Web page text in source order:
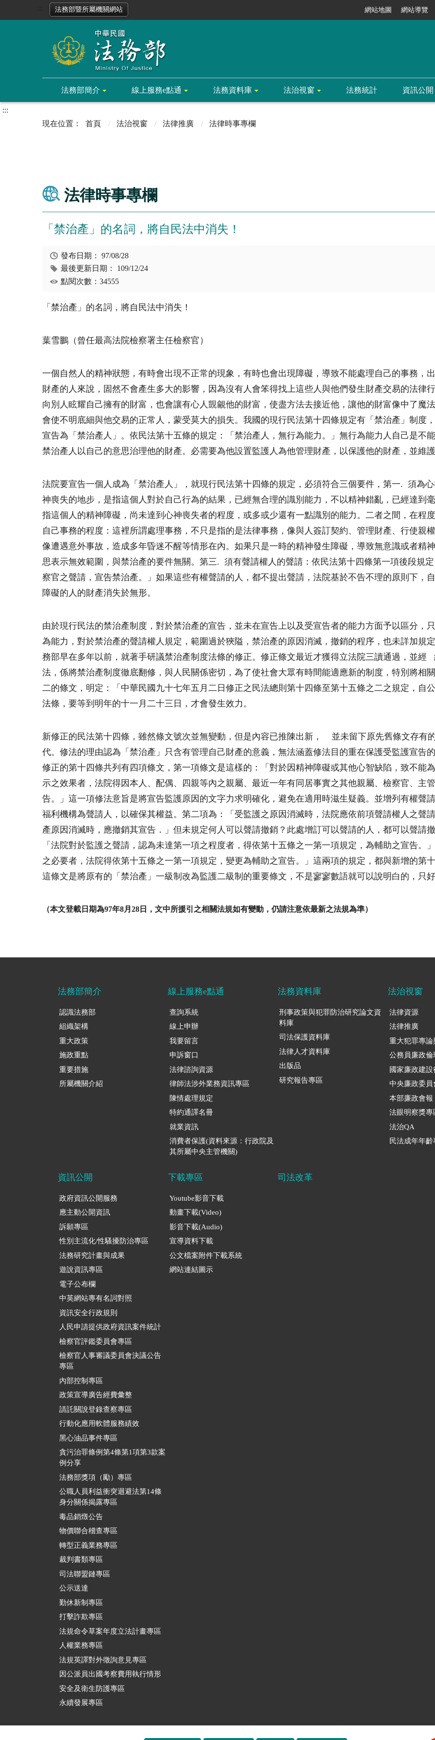
法務部暨所屬機關網站 網站地圖 網站導覽
法務部簡介 線上服務e點通 法務資料庫 法治視窗 法務統計 資訊公開
:::
首頁
法治視窗 法律推廣 法律時事專欄
法律時事專欄
「禁治產」的名詞，將自民法中消失！
發布日期：97/08/28
最後更新日期： 109/12/24
點閱次數：34555
「禁治產」的名詞，將自民法中消失！
葉雪鵬（曾任最高法院檢察署主任檢察官）
一個自然人的精神狀態，有時會出現不正常的現象，有時也會出現障礙，導致不能處理自己的事務，
財產的人來說，固然不會產生多大的影響，因為沒有人會笨得找上這些人與他們發生財產交易的法律
向別人眩耀自己擁有的財富，也會讓有心人覬覦他的財富，使盡方法去接近他，讓他的財富像中了魔
會使不明底細與他交易的正常人，蒙受莫大的損失。我國的現行民法第十四條規定有「禁治產」制度
宣告為「禁治產人」。依民法第十五條的規定：「禁治產人，無行為能力。」無行為能力人自己是不
禁治產人以自己的意思治理他的財產。必需要為他設置監護人為他管理財產，以保護他的財產，並維
法院要宣告一個人成為「禁治產人」，就現行民法第十四條的規定，必須符合三個要件，第一. 須為
神喪失的地步，是指這個人對於自己行為的結果，已經無合理的識別能力，不以精神錯亂，已經達到
指這個人的精神障礙，尚未達到心神喪失者的程度，或多或少還有一點識別的能力。二者之間，在程
自己事務的程度：這裡所謂處理事務，不只是指的是法律事務，像與人簽訂契約、管理財產、行使親
像遭遇意外事故，造成多年昏迷不醒等情形在內。如果只是一時的精神發生障礙，導致無意識或者精
思表示無效範圍，與禁治產的要件無關。第三. 須有聲請權人的聲請：依民法第十四條第一項後段規
察官之聲請，宣告禁治產。」如果這些有權聲請的人，都不提出聲請，法院基於不告不理的原則下，
障礙的人的財產消失於無形。
由於現行民法的禁治產制度，對於禁治產的宣告，並未在宣告上以及受宣告者的能力方面予以區分，
為能力，對於禁治產的聲請權人規定，範圍過於狹隘，禁治產的原因消滅，撤銷的程序，也未詳加規
務部早在多年以前，就著手研議禁治產制度法條的修正。修正條文最近才獲得立法院三讀通過，並經
法，係將禁治產制度徹底翻修，與人民關係密切，為了使社會大眾有時間能適應新的制度，特別將相
二的條文，明定：「 中華民國九十七年五月二日 修正之民法總則第十四條至第十五條之二之規定，自
法條，要等到明年的十一月二十三日 ，才會發生效力。
新修正的民法第十四條，雖然條文號次並無變動，但是內容已推陳出新， 並未留下原先舊條文存有
代。修法的理由認為「禁治產」只含有管理自己財產的意義，無法涵蓋修法目的重在保護受監護宣告
修正的第十四條共列有四項條文，第一項條文是這樣的：「對於因精神障礙或其他心智缺陷，致不能
示之效果者，法院得因本人、配偶、四親等內之親屬、最近一年有同居事實之其他親屬、檢察官、主
告。」這一項修法意旨是將宣告監護原因的文字力求明確化，避免在適用時滋生疑義。並增列有權聲
福利機構為聲請人，以確保其權益。第二項為：「受監護之原因消滅時，法院應依前項聲請權人之聲
產原因消滅時，應撤銷其宣告．」但未規定何人可以聲請撤銷？此處增訂可以聲請的人，都可以聲請
「法院對於監護之聲請，認為未達第一項之程度者，得依第十五條之一第一項規定，為輔助之宣告。
之必要者，法院得依第十五條之一第一項規定，變更為輔助之宣告。」這兩項的規定，都與新增的第
這條文是將原有的「禁治產」一級制改為監護二級制的重要條文，不是寥寥數語就可以說明白的，
（本文登載日期為97年8月28日 ，文中所援引之相關法規如有變動，仍請注意依最新之法規為準）
法務部簡介
認識法務部
組織架構
重大政策
施政重點
重要措施
所屬機關介紹
線上服務e點通
查詢系統
線上申辦
我要留言
申訴窗口
法律諮詢資源
律師法涉外業務資訊專區
陳情處理規定
特約通譯名冊
就業資訊
消費者保護(資料來源：行政院及
其所屬中央主管機關)
法務資料庫
刑事政策與犯罪防治研究論文資
料庫
司法保護資料庫
法律人才資料庫
出版品
研究報告專區
法治視窗
法律資源
法律推廣
重大犯罪專論
公務員廉政倫
國家廉政建
中央廉政委員
本部廉政會報
法眼明察獎專
法治QA
民法成年年齡
資訊公開
政府資訊公開服務
應主動公開資訊
訴願專區
性別主流化/性騷擾防治專區
法務研究計畫與成果
遊說資訊專區
電子公布欄
中英網站專有名詞對照
資訊安全行政規則
人民申請提供政府資訊案件統計
檢察官評鑑委員會專區
檢察官人事審議委員會決議公告
專區
內部控制專區
政策宣導廣告經費彙整
請託關說登錄查察專區
行動化應用軟體服務績效
黑心油品事件專區
貪污治罪條例第4條第1項第3款案
例分享
法務部獎項（勵）專區
公職人員利益衝突迴避法第14條
身分關係揭露專區
毒品銷燬公告
物價聯合稽查專區
轉型正義業務專區
裁判書類專區
司法聯盟鏈專區
公示送達
勤休新制專區
打擊詐欺專區
法規命令草案年度立法計畫專區
人權業務專區
法規英譯對外徵詢意見專區
因公派員出國考察費用執行情形
安全及衛生防護專區
永續發展專區
下載專區
Youtube影音下載
動畫下載(Video)
影音下載(Audio)
宣導資料下載
公文檔案附件下載系統
網站連結圖示
司法改革